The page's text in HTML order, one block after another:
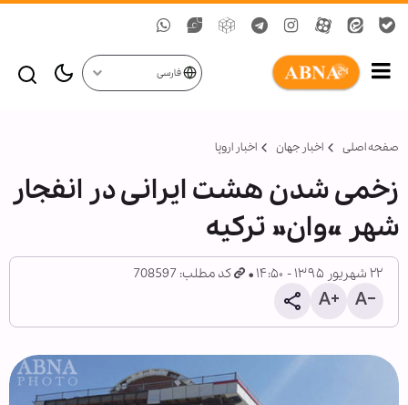
فارسی
صفحه اصلی اخبار جهان اخبار اروپا
زخمی شدن هشت ایرانی در انفجار
شهر «وان» ترکیه
۲۲ شهریور ۱۳۹۵ - ۱۴:۵۰ کد مطلب: 708597